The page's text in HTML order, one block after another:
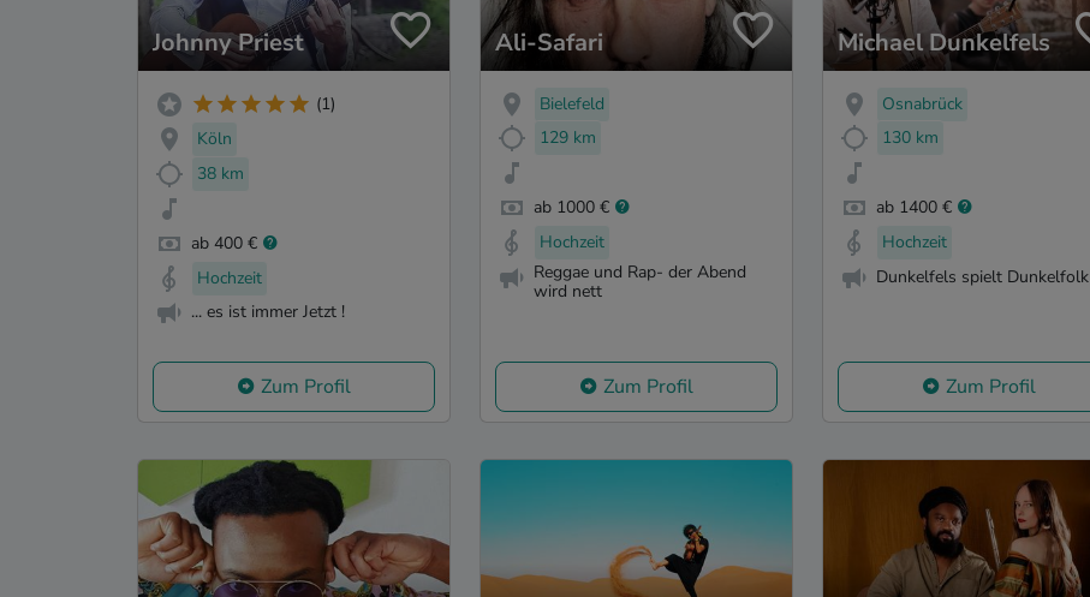
Johnny Priest
(1)
Köln
38 km
ab 400 €
Hochzeit
... es ist immer Jetzt !
Zum Profil
Ali-Safari
Bielefeld
129 km
ab 1000 €
Hochzeit
Reggae und Rap- der Abend
wird nett
Zum Profil
Michael Dunkelfels
Osnabrück
130 km
ab 1400 €
Hochzeit
Dunkelfels spielt Dunkelfolk
Zum Profil